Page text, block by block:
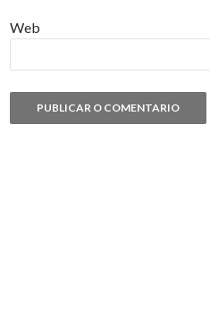
Web